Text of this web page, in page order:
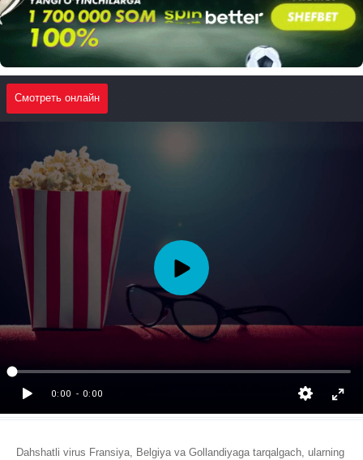
Смотреть онлайн
Dahshatli virus Fransiya, Belgiya va Gollandiyaga tarqalgach, ularning